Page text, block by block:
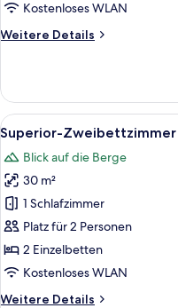
Kostenloses WLAN
Weitere Details
Weitere
Alle
Fotos
für
Superior-
Zweibettzimmer
anzeigen
11
Superior-Zweibettzimmer
Blick auf die Berge
30 m²
1 Schlafzimmer
Platz für 2 Personen
2 Einzelbetten
Kostenloses WLAN
Weitere Details
Weitere